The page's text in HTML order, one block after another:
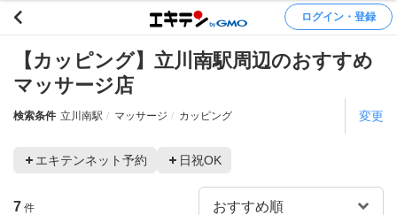
ログイン・登録
【カッピング】立川南駅周辺のおすすめ
マッサージ店
検索条件 立川南駅 マッサージ カッピング 変更
エキテンネット予約 日祝OK
7 件